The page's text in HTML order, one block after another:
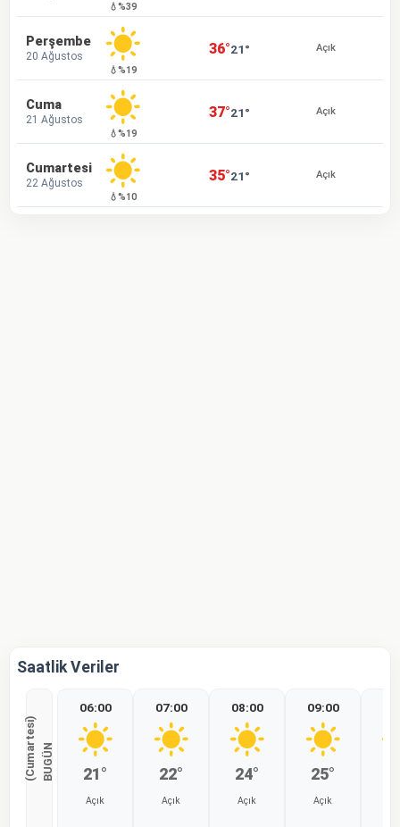
💧%39
Perşembe
20 Ağustos
💧%19
36°21° Açık
Cuma
21 Ağustos
💧%19
37°21° Açık
Cumartesi
22 Ağustos
💧%10
35°21° Açık
Saatlik Veriler
B
U
G
Ü
N
(
C
u
m
a
r
t
e
s
i
)
06:00
21°
Açık
07:00
22°
Açık
08:00
24°
Açık
09:00
25°
Açık